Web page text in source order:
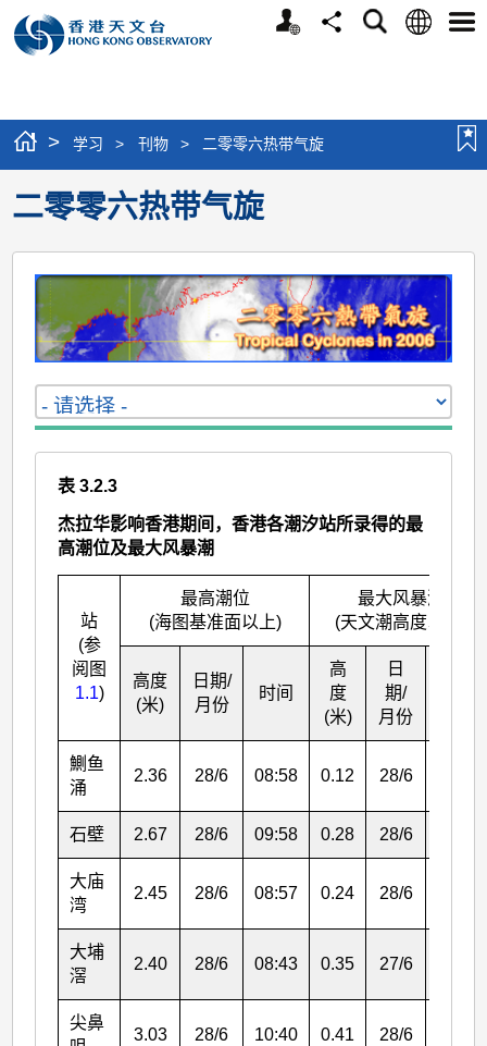
个
分
搜
语
选
> 学习 > 刊物 > 二零零六热带气旋
二零零六热带气旋
表 3.2.3
杰拉华影响香港期间，香港各潮汐站所录得的最
高潮位及最大风暴潮
站
(参
阅图
1.1)
最高潮位
(海图基准面以上)
最大风暴潮
(天文潮高度以上)
高度
(米)
日期/
月份
时间
高
度
(米)
日
期/
月份
鰂 鱼
涌
2.36 28/6 08:58 0.12 28/6
石壁 2.67 28/6 09:58 0.28 28/6
大庙
湾
2.45 28/6 08:57 0.24 28/6
大埔
滘
2.40 28/6 08:43 0.35 27/6
尖鼻
3.03 28/6 10:40 0.41 28/6